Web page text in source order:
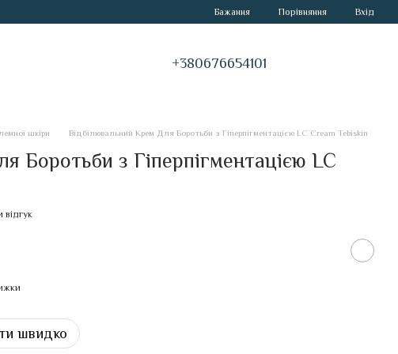
Бажання Порівняння Вхід
+380676654101
шкіри Відбілювальний Крем Для Боротьби з Гіперпігментацією LC Cream Tebiskin
Боротьби з Гіперпігментацією LC
відгук
швидко